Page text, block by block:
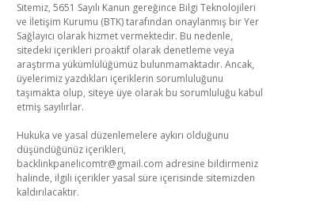
Sitemiz, 5651 Sayılı Kanun gereğince Bilgi Teknolojileri
ve İletişim Kurumu (BTK) tarafından onaylanmış bir Yer
Sağlayıcı olarak hizmet vermektedir. Bu nedenle,
sitedeki içerikleri proaktif olarak denetleme veya
araştırma yükümlülüğümüz bulunmamaktadır. Ancak,
üyelerimiz yazdıkları içeriklerin sorumluluğunu
taşımakta olup, siteye üye olarak bu sorumluluğu kabul
etmiş sayılırlar.
Hukuka ve yasal düzenlemelere aykırı olduğunu
düşündüğünüz içerikleri,
backlinkpanelicomtr@gmail.com adresine bildirmeniz
halinde, ilgili içerikler yasal süre içerisinde sitemizden
kaldırılacaktır.